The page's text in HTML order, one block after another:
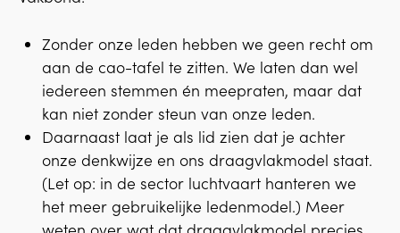
Zonder onze leden hebben we geen recht om
aan de cao-tafel te zitten. We laten dan wel
iedereen stemmen én meepraten, maar dat
kan niet zonder steun van onze leden.
Daarnaast laat je als lid zien dat je achter
onze denkwijze en ons draagvlakmodel staat.
(Let op: in de sector luchtvaart hanteren we
het meer gebruikelijke ledenmodel.) Meer